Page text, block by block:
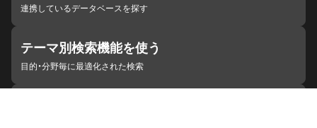
連携しているデータベースを探す
テーマ別検索機能を使う
目的・分野毎に最適化された検索